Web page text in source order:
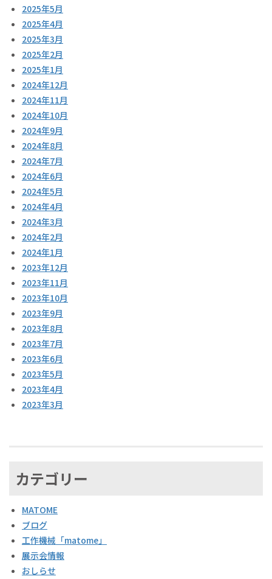
2025年5月
2025年4月
2025年3月
2025年2月
2025年1月
2024年12月
2024年11月
2024年10月
2024年9月
2024年8月
2024年7月
2024年6月
2024年5月
2024年4月
2024年3月
2024年2月
2024年1月
2023年12月
2023年11月
2023年10月
2023年9月
2023年8月
2023年7月
2023年6月
2023年5月
2023年4月
2023年3月
カテゴリー
MATOME
ブログ
工作機械「matome」
展示会情報
おしらせ